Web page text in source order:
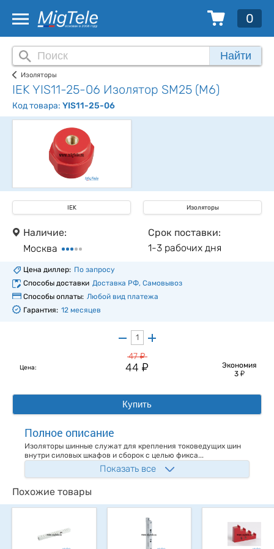
0
Найти
Изоляторы
IEK YIS11-25-06 Изолятор SM25 (М6)
Код товара: YIS11-25-06
IEK Изоляторы
Наличие:
Москва
Срок поставки:
1-3 рабочих дня
Цена диллер: По запросу
Способы доставки Доставка РФ, Самовывоз
Способы оплаты: Любой вид платежа
Гарантия: 12 месяцев
Цена:
47у
44у
Экономия
3 у
Купить
Полное описание
Изоляторы шинные служат для крепления токоведущих шин
внутри силовых шкафов и сборок с целью фикса...
Показать все
Похожие товары